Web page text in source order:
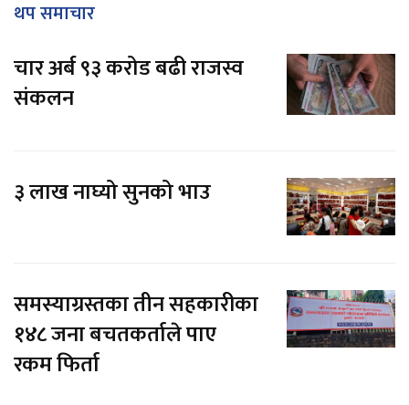
थप समाचार
चार अर्ब ९३ करोड बढी राजस्व
संकलन
३ लाख नाघ्यो सुनको भाउ
समस्याग्रस्तका तीन सहकारीका
१४८ जना बचतकर्ताले पाए
रकम फिर्ता